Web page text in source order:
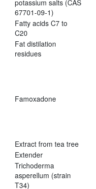
potassium salts (CAS
67701-09-1)
Fatty acids C7 to
C20
Fat distilation
residues
Famoxadone
Extract from tea tree
Extender
Trichoderma
asperellum (strain
T34)